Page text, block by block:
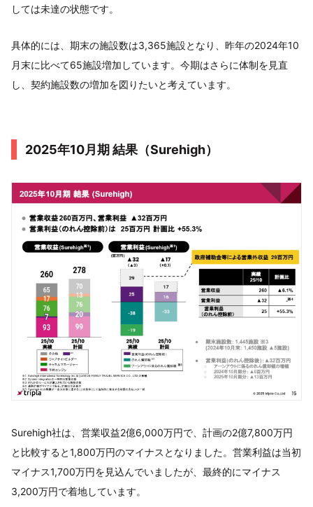
しては未達の状態です。
具体的には、期末の施設数は3,365施設となり、昨年の2024年10
月末に比べて65施設増加しています。今期はさらに体制を見直
し、契約施設数の増加を図りたいと考えています。
2025年10月期 結果（Surehigh）
Surehigh社は、営業収益2億6,000万円で、計画の2億7,800万円
と比較すると1,800万円のマイナスとなりました。営業利益は当初
マイナス1,700万円を見込んでいましたが、最終的にマイナス
3,200万円で着地しています。